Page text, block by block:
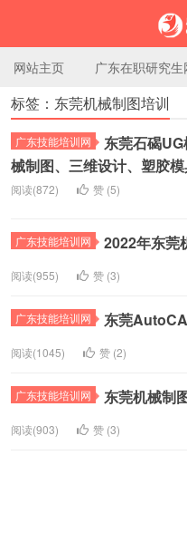
广东
网站主页 广东在职研究生
标签：东莞机械制图培训
广东技能培训网
东莞石碣
械制图、三维设计、塑胶
阅读(872)
赞 (5)
广东技能培训网 2022年东莞
阅读(955) 赞 (3)
广东技能培训网 东莞
阅读(1045) 赞 (2)
广东技能培训网 东莞机械制
阅读(903) 赞 (3)